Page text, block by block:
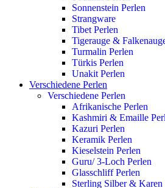
Sonnenstein Perlen
Strangware
Tibet Perlen
Tigerauge &
Turmalin Perlen
Türkis Perlen
Unakit Perlen
Verschiedene Perlen
Verschiedene Perlen
Afrikanische Perlen
Kashmiri & Emaille
Kazuri Perlen
Keramik Perlen
Kieselstein Perlen
Guru/ 3-Loch Perlen
Glasschliff Perlen
Sterling Silber &